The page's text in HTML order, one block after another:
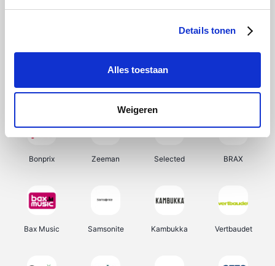
Details tonen
Alles toestaan
Weigeren
Weekendesk Tennis Point Samsung Delonghi
Bonprix Zeeman Selected BRAX
Bax Music Samsonite Kambukka Vertbaudet